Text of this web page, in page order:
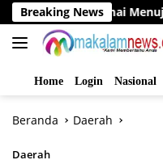
Langsung
ke
konten
Breaking News
Damai Menuju Pilrio
Home Login Nasional
Beranda Daerah
Daerah